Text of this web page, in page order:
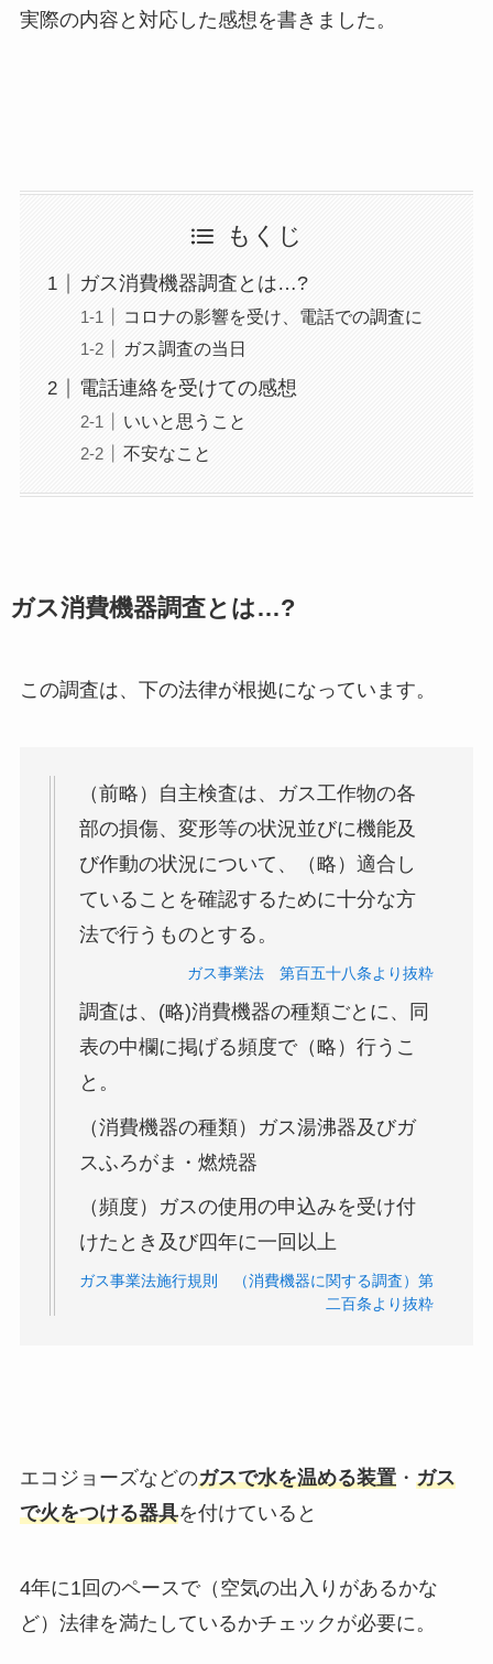
実際の内容と対応した感想を書きました。
もくじ
ガス消費機器調査とは…?
コロナの影響を受け、電話での調査に
ガス調査の当日
電話連絡を受けての感想
いいと思うこと
不安なこと
ガス消費機器調査とは…?
この調査は、下の法律が根拠になっています。
（前略）自主検査は、ガス工作物の各
部の損傷、変形等の状況並びに機能及
び作動の状況について、（略）適合し
ていることを確認するために十分な方
法で行うものとする。
ガス事業法 第百五十八条より抜粋
調査は、(略)消費機器の種類ごとに、同
表の中欄に掲げる頻度で（略）行うこ
と。
（消費機器の種類）ガス湯沸器及びガ
スふろがま・燃焼器
（頻度）ガスの使用の申込みを受け付
けたとき及び四年に一回以上
ガス事業法施行規則 （消費機器に関する調査）第
二百条より抜粋
エコジョーズなどのガスで水を温める装置・ ガス
で火をつける器具を付けていると
4年に1回のペースで（空気の出入りがあるかな
ど）法律を満たしているかチェックが必要に。